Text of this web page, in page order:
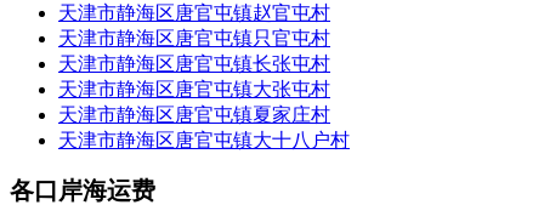
天津市静海区唐官屯镇赵官屯村
天津市静海区唐官屯镇只官屯村
天津市静海区唐官屯镇长张屯村
天津市静海区唐官屯镇大张屯村
天津市静海区唐官屯镇夏家庄村
天津市静海区唐官屯镇大十八户村
各口岸海运费